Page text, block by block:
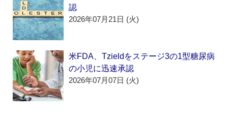
認
2026年07月21日 (火)
米FDA、Tzieldをステージ3の1型糖尿病
の小児に迅速承認
2026年07月07日 (火)